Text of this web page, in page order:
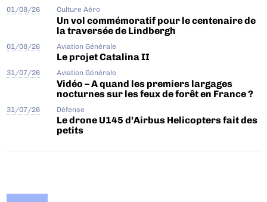
01/08/26 Culture Aéro
Un vol commémoratif pour le centenaire de
la traversée de Lindbergh
01/08/26 Aviation Générale
Le projet Catalina II
31/07/26 Aviation Générale
Vidéo – A quand les premiers largages
nocturnes sur les feux de forêt en France ?
31/07/26 Défense
Le drone U145 d’Airbus Helicopters fait des
petits